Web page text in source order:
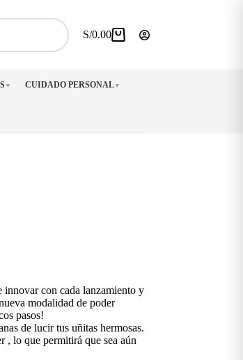
Carro
S/0.00
▼ CUIDADO PERSONAL ▼
innovar con cada lanzamiento y
modalidad de poder
pasos!
de lucir tus uñitas hermosas.
, lo que permitirá que sea aún